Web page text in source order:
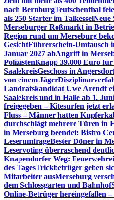
nach BernburgTeutschenthal
als 250 Starter im TalkesselNeue
Merseburger Roßmarkt in
Region rund um Merseburg
GesichtFührerschein-Umtausch
Januar 2027 abAngriff in
PolizistenKnapp 39.000 Euro
SaalekreisGeschoss in
von einem Jäger
Landratskandidat Uwe Arendt
Saalekreis und in Halle ab 1. Juni
freigegeben – Kitesurfen jetzt
Fluss – Männer hatten
durchschlägt mehrere Türen in
in Merseburg beendet: Bistro
LeserumfrageBester Döner in
Leservoting überraschend
Knapendorfer Weg:
des TagesTrickbetrüger geben
Mitarbeiter ausMerseburg
dem Schlossgarten und Bahnhof
Online-Betrüger hereingefallen –